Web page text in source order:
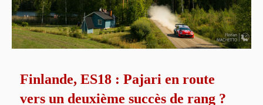
Finlande, ES18 : Pajari en route
vers un deuxième succès de rang ?